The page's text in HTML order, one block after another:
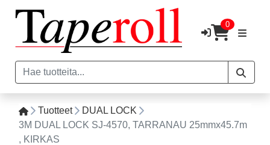
0
Tuotteet
DUAL LOCK
3M DUAL LOCK SJ-4570, TARRANAU 25mmx45.7m
, KIRKAS